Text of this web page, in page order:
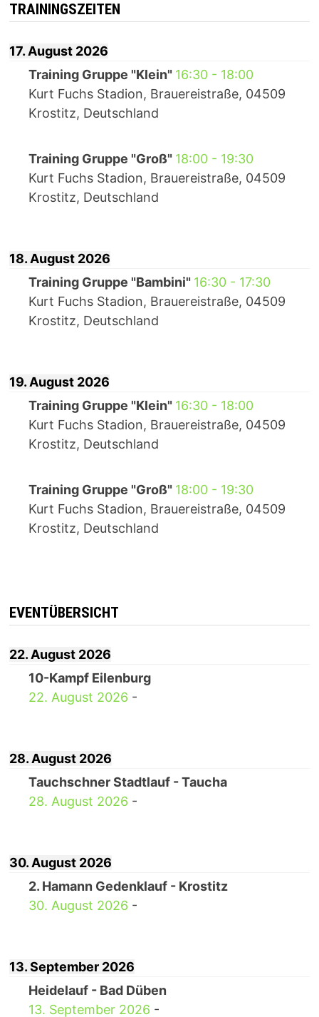
TRAININGSZEITEN
17. August 2026
Training Gruppe "Klein" 16:30- 18:00
Kurt Fuchs Stadion, Brauereistraße, 04509
Krostitz, Deutschland
Training Gruppe "Groß" 18:00- 19:30
Kurt Fuchs Stadion, Brauereistraße, 04509
Krostitz, Deutschland
18. August 2026
Training Gruppe "Bambini" 16:30- 17:30
Kurt Fuchs Stadion, Brauereistraße, 04509
Krostitz, Deutschland
19. August 2026
Training Gruppe "Klein" 16:30- 18:00
Kurt Fuchs Stadion, Brauereistraße, 04509
Krostitz, Deutschland
Training Gruppe "Groß" 18:00- 19:30
Kurt Fuchs Stadion, Brauereistraße, 04509
Krostitz, Deutschland
EVENTÜBERSICHT
22. August 2026
10-Kampf Eilenburg
22. August 2026 -
28. August 2026
Tauchschner Stadtlauf - Taucha
28. August 2026 -
30. August 2026
2. Hamann Gedenklauf - Krostitz
30. August 2026 -
13. September 2026
Heidelauf - Bad Düben
13. September 2026 -